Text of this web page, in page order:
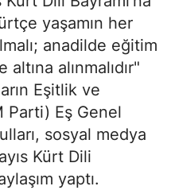
yaşamın her
anadilde eğitim
alınmalıdır"
Eşitlik ve
Parti) Eş Genel
sosyal medya
Kürt Dili
yaptı.